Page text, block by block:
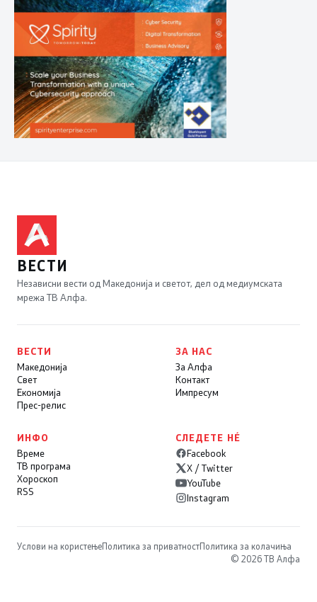
ВЕСТИ
Независни вести од Македонија и светот, дел од медиумската
мрежа ТВ Алфа.
ВЕСТИ
Македонија
Свет
Економија
Прес-релис
ЗА НАС
За Алфа
Контакт
Импресум
ИНФО
Време
ТВ програма
Хороскоп
RSS
СЛЕДЕТЕ НÉ
Facebook
X / Twitter
YouTube
Instagram
Услови на користењеПолитика за приватностПолитика за колачиња
© 2026 ТВ Алфа